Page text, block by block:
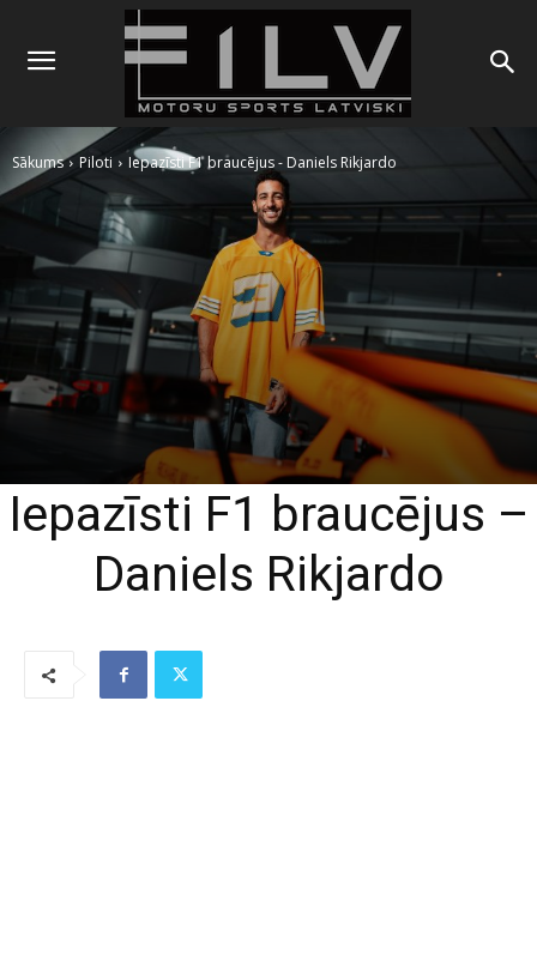
Sākums Piloti Iepazīsti F1 braucējus - Daniels Rikjardo
Iepazīsti F1 braucējus –
Daniels Rikjardo